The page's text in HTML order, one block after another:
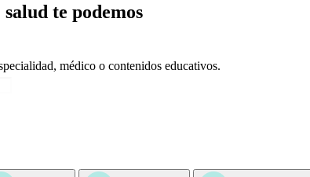
te podemos
médico o contenidos educativos.